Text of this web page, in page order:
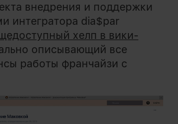
внедрения и поддержки
интегратора dia$par
хелп в вики-
описывающий все
работы франчайзи с